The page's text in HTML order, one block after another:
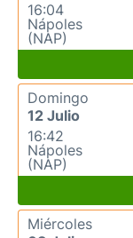
16:04
Nápoles
(NAP)
Domingo
12 Julio
16:42
Nápoles
(NAP)
Miércoles